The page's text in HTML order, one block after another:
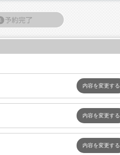
内容を変更する
内容を変更する
内容を変更する